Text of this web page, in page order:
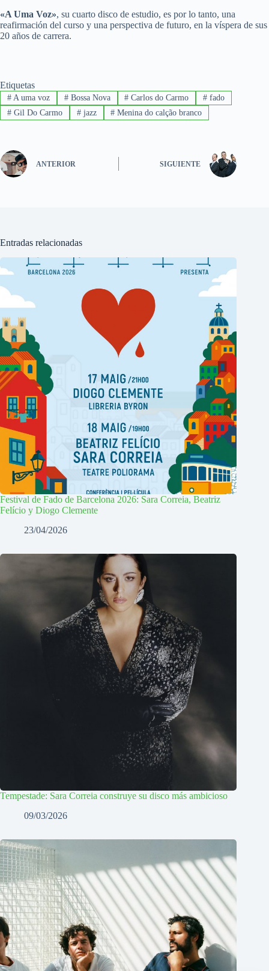
«A Uma Voz», su cuarto disco de estudio, es por lo tanto, una
reafirmación del curso y una perspectiva de futuro, en la víspera de sus
20 años de carrera.
Etiquetas
#A uma voz #Bossa Nova # Carlos do Carmo # fado
#Gil Do Carmo #jazz # Menina do calção branco
ANTERIOR SIGUIENTE
Entradas relacionadas
Festival de Fado de Barcelona 2026: Sara Correia, Beatriz
Felício y Diogo Clemente
23/04/2026
Tempestade: Sara Correia construye su disco más ambicioso
09/03/2026